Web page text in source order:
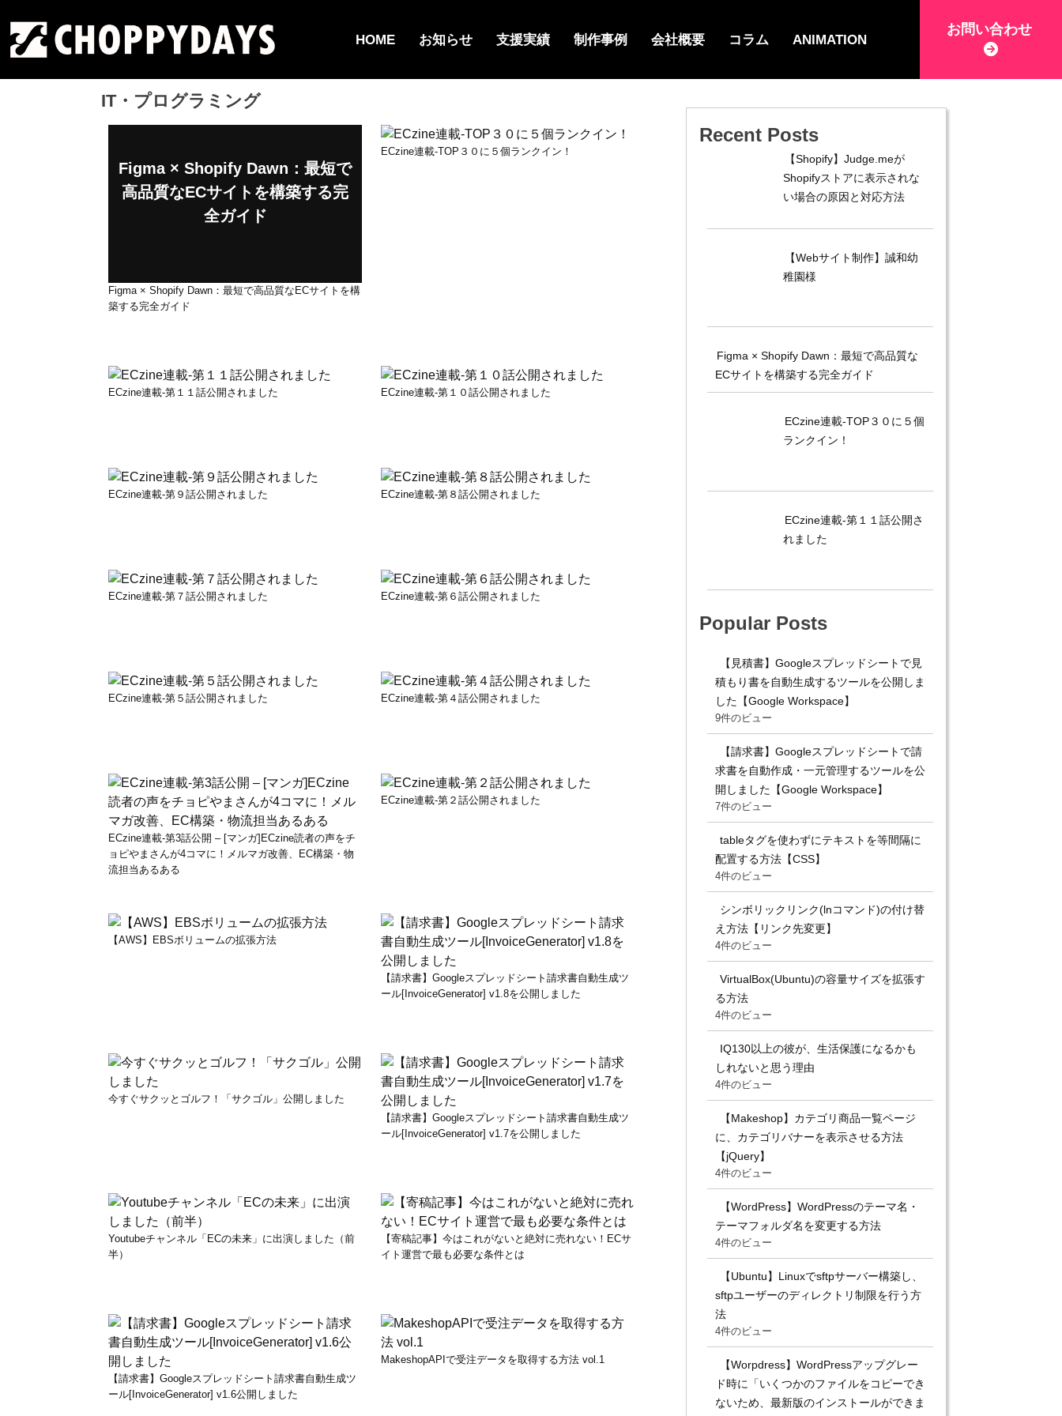
content
チョッピーデイズ
EC事業支援・ゼロから軌道にのせる実績あります・ EC
事業支援・ECサイト立ち上げ・Webマーケティング・
チング チョッピーデイズ ChoppyDays
HOME お知らせ 支援実績 制作事例 会社概要 コラム ANIMATION
お問い合わせ
IT・プログラミング
Figma × Shopify Dawn：最短で
高品質なECサイトを構築する完
全ガイド
Figma × Shopify Dawn：最短で高品質なECサイトを構
築する完全ガイド
ECzine連載-TOP３０に５個ランクイン！
ECzine連載-第１１話公開されました ECzine連載-第１０話公開されました
ECzine連載-第９話公開されました ECzine連載-第８話公開されました
ECzine連載-第７話公開されました ECzine連載-第６話公開されました
ECzine連載-第５話公開されました ECzine連載-第４話公開されました
ECzine連載-第3話公開 – [マンガ]ECzine読者の声をチ
ョピやまさんが4コマに！メルマガ改善、EC構築・物
流担当あるある
ECzine連載-第２話公開されました
【AWS】EBSボリュームの拡張方法
【請求書】Googleスプレッドシート請求書自動生成ツ
ール[InvoiceGenerator] v1.8を公開しました
今すぐサクッとゴルフ！「サクゴル」公開しました
【請求書】Googleスプレッドシート請求書自動生成ツ
ール[InvoiceGenerator] v1.7を公開しました
Youtubeチャンネル「ECの未来」に出演しました（前
半）
【寄稿記事】今はこれがないと絶対に売れない！ECサ
イト運営で最も必要な条件とは
【請求書】Googleスプレッドシート請求書自動生成ツ
ール[InvoiceGenerator] v1.6公開しました
MakeshopAPIで受注データを取得する方法 vol.1
Recent Posts
【Shopify】Judge.meが
Shopifyストアに表示されな
い場合の原因と対応方法
【Webサイト制作】誠和幼
稚園様
Figma × Shopify Dawn：最短で高品質な
ECサイトを構築する完全ガイド
ECzine連載-TOP３０に５個
ランクイン！
ECzine連載-第１１話公開さ
れました
Popular Posts
【見積書】Googleスプレッドシートで見
積もり書を自動生成するツールを公開しま
した【Google Workspace】
9件のビュー
【請求書】Googleスプレッドシートで請
求書を自動作成・一元管理するツールを公
開しました【Google Workspace】
7件のビュー
tableタグを使わずにテキストを等間隔に
配置する方法【CSS】
4件のビュー
シンボリックリンク(lnコマンド)の付け替
え方法【リンク先変更】
4件のビュー
VirtualBox(Ubuntu)の容量サイズを拡張す
る方法
4件のビュー
IQ130以上の彼が、生活保護になるかも
しれないと思う理由
4件のビュー
【Makeshop】カテゴリ商品一覧ページ
に、カテゴリバナーを表示させる方法
【jQuery】
4件のビュー
【WordPress】WordPressのテーマ名・
テーマフォルダ名を変更する方法
4件のビュー
【Ubuntu】Linuxでsftpサーバー構築し、
sftpユーザーのディレクトリ制限を行う方
法
4件のビュー
【Worpdress】WordPressアップグレー
ド時に「いくつかのファイルをコピーでき
ないため、最新版のインストールができま